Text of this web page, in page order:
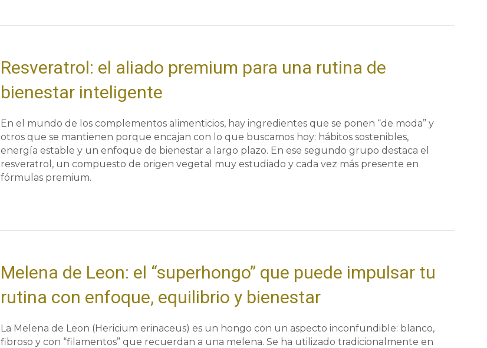
Resveratrol: el aliado premium para una rutina de
bienestar inteligente
En el mundo de los complementos alimenticios, hay ingredientes que se ponen “de moda” y
otros que se mantienen porque encajan con lo que buscamos hoy: hábitos sostenibles,
energía estable y un enfoque de bienestar a largo plazo. En ese segundo grupo destaca el
resveratrol, un compuesto de origen vegetal muy estudiado y cada vez más presente en
fórmulas premium.
Melena de Leon: el “superhongo” que puede impulsar tu
rutina con enfoque, equilibrio y bienestar
La Melena de Leon (Hericium erinaceus) es un hongo con un aspecto inconfundible: blanco,
fibroso y con “filamentos” que recuerdan a una melena. Se ha utilizado tradicionalmente en